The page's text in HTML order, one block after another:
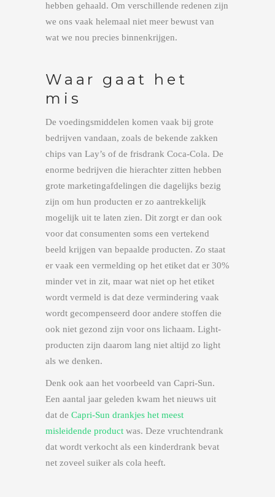
hebben gehaald. Om verschillende redenen zijn
we ons vaak helemaal niet meer bewust van
wat we nou precies binnenkrijgen.
Waar gaat het
mis
De voedingsmiddelen komen vaak bij grote
bedrijven vandaan, zoals de bekende zakken
chips van Lay’s of de frisdrank Coca-Cola. De
enorme bedrijven die hierachter zitten hebben
grote marketingafdelingen die dagelijks bezig
zijn om hun producten er zo aantrekkelijk
mogelijk uit te laten zien. Dit zorgt er dan ook
voor dat consumenten soms een vertekend
beeld krijgen van bepaalde producten. Zo staat
er vaak een vermelding op het etiket dat er 30%
minder vet in zit, maar wat niet op het etiket
wordt vermeld is dat deze vermindering vaak
wordt gecompenseerd door andere stoffen die
ook niet gezond zijn voor ons lichaam. Light-
producten zijn daarom lang niet altijd zo light
als we denken.
Denk ook aan het voorbeeld van Capri-Sun.
Een aantal jaar geleden kwam het nieuws uit
dat de Capri-Sun drankjes het meest
misleidende product was. Deze vruchtendrank
dat wordt verkocht als een kinderdrank bevat
net zoveel suiker als cola heeft.